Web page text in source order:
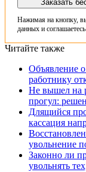
Заказать
Нажимая на кнопку,
данных и
Читайте также
Объявление
работнику
Не вышел на
прогул:
Длящийся
кассация
увольнение
Законно ли
увольнять